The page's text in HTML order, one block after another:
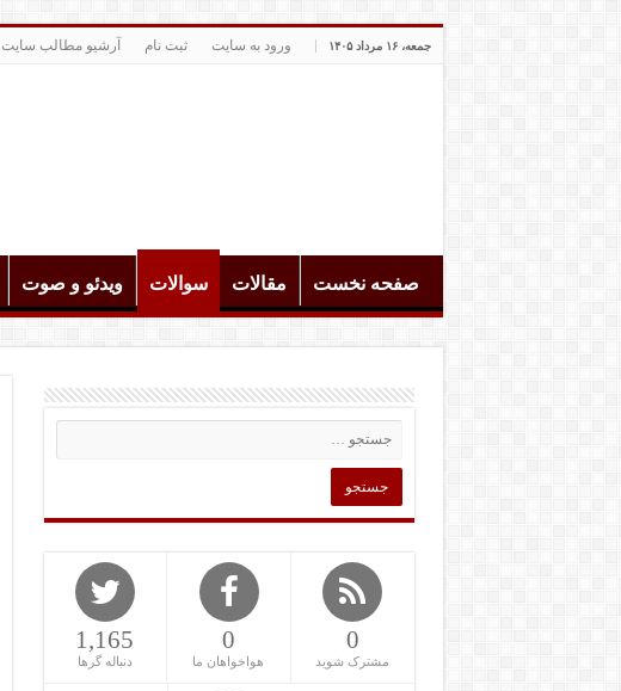
جمعه، ۱۶ مرداد ۱۴۰۵ ورود به سایت ثبت نام آرشیو مطالب سایت
صفحه نخست مقالات سوالات ویدئو و صوت
0
مشترک شوید
0
هواخواهان ما
1,165
دنباله گرها